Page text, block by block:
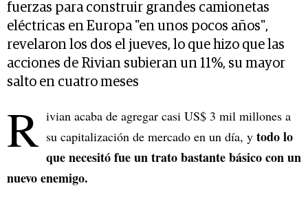
fuerzas para construir grandes camionetas
eléctricas en Europa "en unos pocos años",
revelaron los dos el jueves, lo que hizo que las
acciones de Rivian subieran un 11%, su mayor
salto en cuatro meses
R ivian acaba de agregar casi US$ 3 mil millones a
su capitalización de mercado en un día, y todo lo
que necesitó fue un trato bastante básico con un
nuevo enemigo.